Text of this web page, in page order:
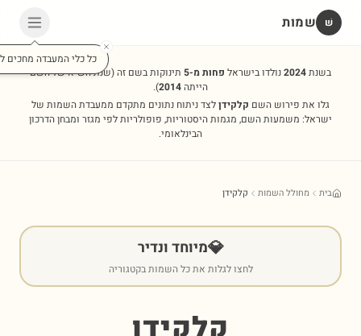
שׁ שמות
כל כלי המעבדה מחכים
בשנת2024נולדו בישראל פחות מ-5 תינוקות בשם זה(שנת השיא של השם
הייתה2014
).
גלו את פירוש השם קלקידןלצד ניתוח נתונים מתקדם ממעבדת השמות של
ישראל: משמעות השם, מגמות היסטוריות, פופולריות לפי מגזר ומבחן הדרכון
הבינלאומי.
בית מחולל השמות קלקידן
💎מיוחד ונדיר
לחצו לגלות את כל השמות בקטגוריה